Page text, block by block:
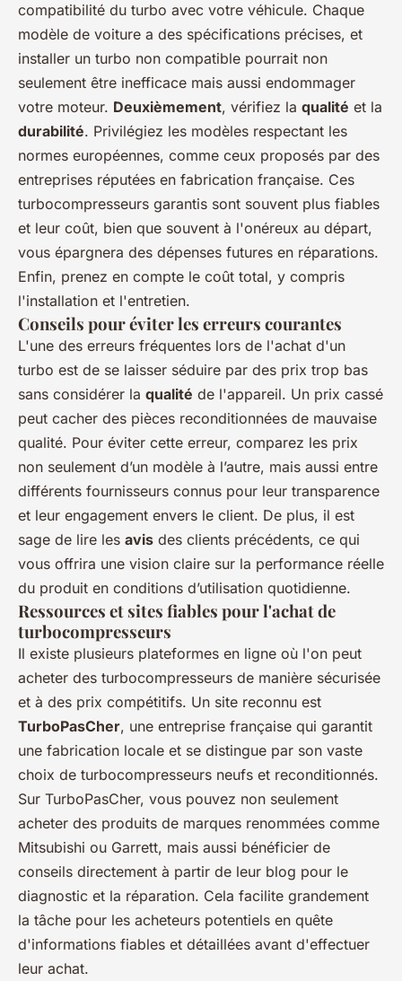
compatibilité du turbo avec votre véhicule. Chaque
modèle de voiture a des spécifications précises, et
installer un turbo non compatible pourrait non
seulement être inefficace mais aussi endommager
votre moteur. Deuxièmement, vérifiez la qualité et la
durabilité. Privilégiez les modèles respectant les
normes européennes, comme ceux proposés par des
entreprises réputées en fabrication française. Ces
turbocompresseurs garantis sont souvent plus fiables
et leur coût, bien que souvent à l'onéreux au départ,
vous épargnera des dépenses futures en réparations.
Enfin, prenez en compte le coût total, y compris
l'installation et l'entretien.
Conseils pour éviter les erreurs courantes
L'une des erreurs fréquentes lors de l'achat d'un
turbo est de se laisser séduire par des prix trop bas
sans considérer la qualité de l'appareil. Un prix cassé
peut cacher des pièces reconditionnées de mauvaise
qualité. Pour éviter cette erreur, comparez les prix
non seulement d’un modèle à l’autre, mais aussi entre
différents fournisseurs connus pour leur transparence
et leur engagement envers le client. De plus, il est
sage de lire les avis des clients précédents, ce qui
vous offrira une vision claire sur la performance réelle
du produit en conditions d’utilisation quotidienne.
Ressources et sites fiables pour l'achat de
turbocompresseurs
Il existe plusieurs plateformes en ligne où l'on peut
acheter des turbocompresseurs de manière sécurisée
et à des prix compétitifs. Un site reconnu est
TurboPasCher, une entreprise française qui garantit
une fabrication locale et se distingue par son vaste
choix de turbocompresseurs neufs et reconditionnés.
Sur TurboPasCher, vous pouvez non seulement
acheter des produits de marques renommées comme
Mitsubishi ou Garrett, mais aussi bénéficier de
conseils directement à partir de leur blog pour le
diagnostic et la réparation. Cela facilite grandement
la tâche pour les acheteurs potentiels en quête
d'informations fiables et détaillées avant d'effectuer
leur achat.